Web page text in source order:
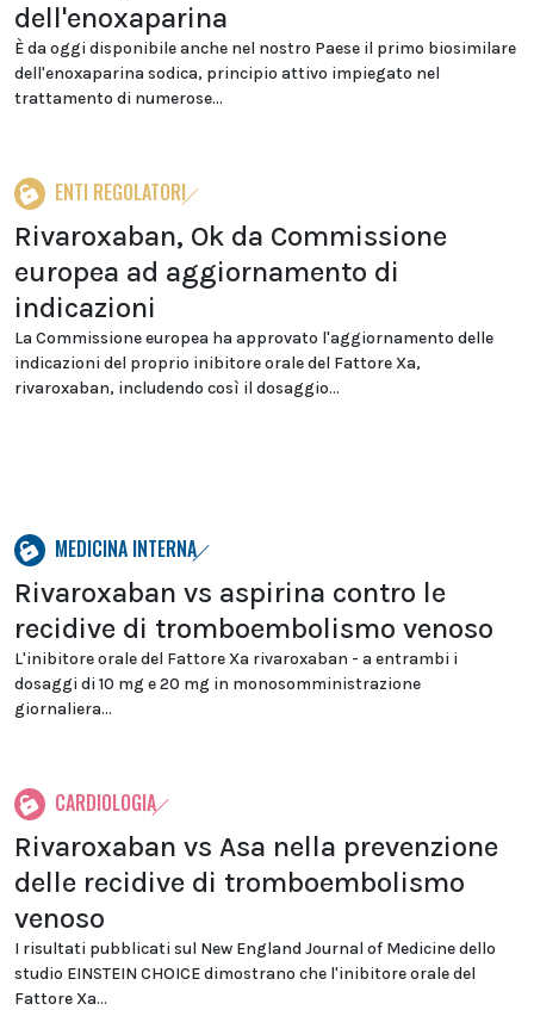
dell'enoxaparina
È da oggi disponibile anche nel nostro Paese il primo biosimilare
dell'enoxaparina sodica, principio attivo impiegato nel
trattamento di numerose...
ENTI REGOLATORI
Rivaroxaban, Ok da Commissione
europea ad aggiornamento di
indicazioni
La Commissione europea ha approvato l'aggiornamento delle
indicazioni del proprio inibitore orale del Fattore Xa,
rivaroxaban, includendo così il dosaggio...
MEDICINA INTERNA
Rivaroxaban vs aspirina contro le
recidive di tromboembolismo venoso
L'inibitore orale del Fattore Xa rivaroxaban - a entrambi i
dosaggi di 10 mg e 20 mg in monosomministrazione
giornaliera...
CARDIOLOGIA
Rivaroxaban vs Asa nella prevenzione
delle recidive di tromboembolismo
venoso
I risultati pubblicati sul New England Journal of Medicine dello
studio EINSTEIN CHOICE dimostrano che l'inibitore orale del
Fattore Xa...